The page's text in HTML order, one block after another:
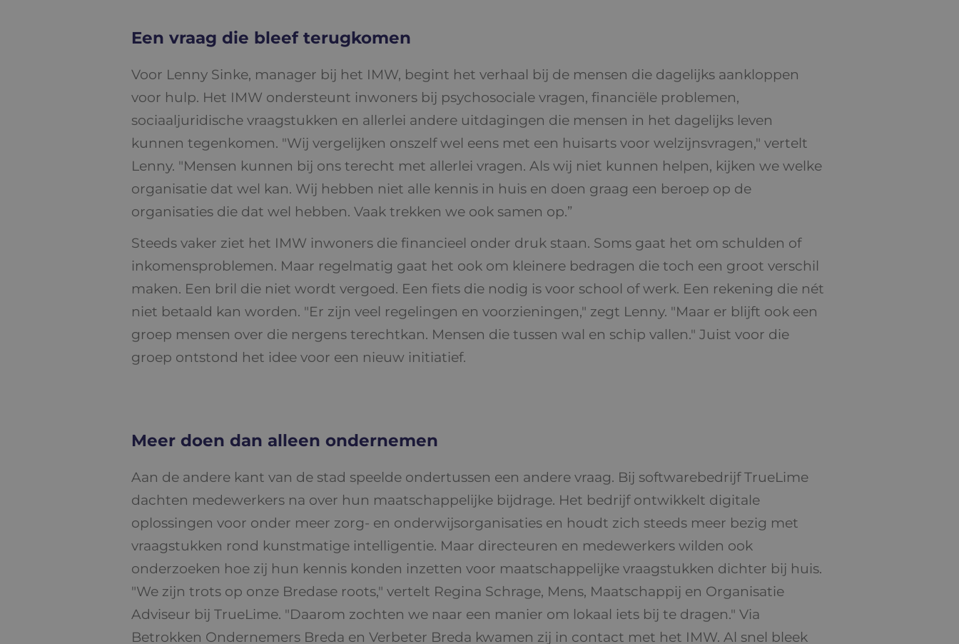
Een vraag die bleef terugkomen
Voor Lenny Sinke, manager bij het IMW, begint het verhaal bij de mensen die dagelijks aankloppen
voor hulp. Het IMW ondersteunt inwoners bij psychosociale vragen, financiële problemen,
sociaaljuridische vraagstukken en allerlei andere uitdagingen die mensen in het dagelijks leven
kunnen tegenkomen. "Wij vergelijken onszelf wel eens met een huisarts voor welzijnsvragen," vertelt
Lenny. "Mensen kunnen bij ons terecht met allerlei vragen. Als wij niet kunnen helpen, kijken we welke
organisatie dat wel kan. Wij hebben niet alle kennis in huis en doen graag een beroep op de
organisaties die dat wel hebben. Vaak trekken we ook samen op.”
Steeds vaker ziet het IMW inwoners die financieel onder druk staan. Soms gaat het om schulden of
inkomensproblemen. Maar regelmatig gaat het ook om kleinere bedragen die toch een groot verschil
maken. Een bril die niet wordt vergoed. Een fiets die nodig is voor school of werk. Een rekening die nét
niet betaald kan worden. "Er zijn veel regelingen en voorzieningen," zegt Lenny. "Maar er blijft ook een
groep mensen over die nergens terechtkan. Mensen die tussen wal en schip vallen." Juist voor die
groep ontstond het idee voor een nieuw initiatief.
Meer doen dan alleen ondernemen
Aan de andere kant van de stad speelde ondertussen een andere vraag. Bij softwarebedrijf TrueLime
dachten medewerkers na over hun maatschappelijke bijdrage. Het bedrijf ontwikkelt digitale
oplossingen voor onder meer zorg- en onderwijsorganisaties en houdt zich steeds meer bezig met
vraagstukken rond kunstmatige intelligentie. Maar directeuren en medewerkers wilden ook
onderzoeken hoe zij hun kennis konden inzetten voor maatschappelijke vraagstukken dichter bij huis.
"We zijn trots op onze Bredase roots," vertelt Regina Schrage, Mens, Maatschappij en Organisatie
Adviseur bij TrueLime. "Daarom zochten we naar een manier om lokaal iets bij te dragen." Via
Betrokken Ondernemers Breda en Verbeter Breda kwamen zij in contact met het IMW. Al snel bleek